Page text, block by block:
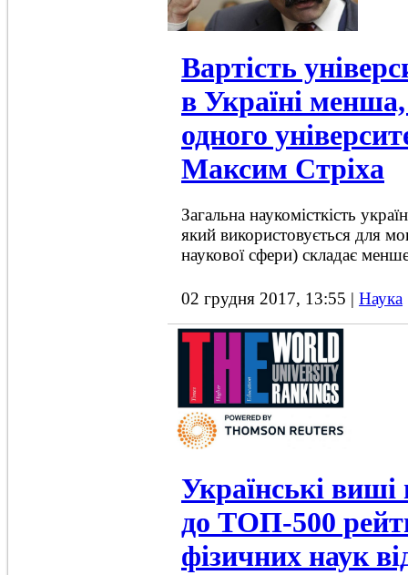
Вартість
в Україні
одного
Максим Стріха
Загальна наукомісткість
який використовується для
наукової сфери) складає
02 грудня 2017, 13:55 | Наука
Українські
до ТОП-500
фізичних наук